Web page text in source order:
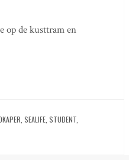
op de kusttram en
,SEALIFE ,STUDENT